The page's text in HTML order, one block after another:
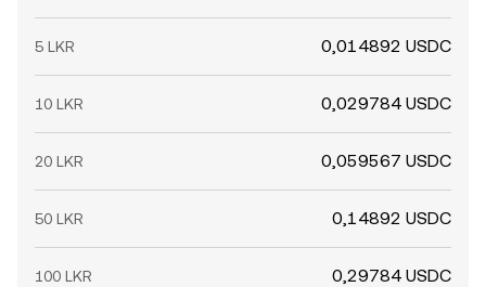
5 LKR 0,014892 USDC
10 LKR 0,029784 USDC
20 LKR 0,059567 USDC
50 LKR 0,14892 USDC
100 LKR 0,29784 USDC